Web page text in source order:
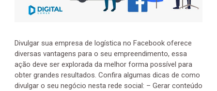
Divulgar sua empresa de logística no Facebook oferece
diversas vantagens para o seu empreendimento, essa
ação deve ser explorada da melhor forma possível para
obter grandes resultados. Confira algumas dicas de como
divulgar o seu negócio nesta rede social: – Gerar conteúdo